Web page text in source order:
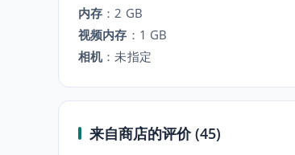
内存 ：2 GB
视频内存 ： 1 GB
相机：未指定
来自商店的评价 (45)